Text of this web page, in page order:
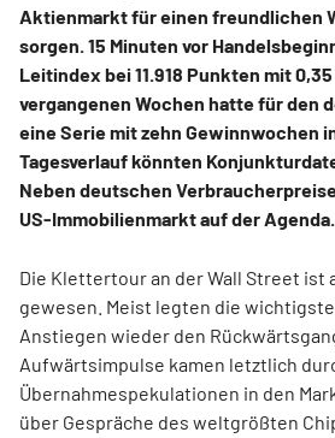
Aktienmarkt für einen freundlichen
sorgen. 15 Minuten vor
Leitindex bei 11.918 Punkten mit
vergangenen Wochen hatte für den
eine Serie mit zehn Gewinnwochen
Tagesverlauf könnten
Neben deutschen
US-Immobilienmarkt auf der Agenda.
Die Klettertour an der Wall Street ist
gewesen. Meist legten die
Anstiegen wieder den
Aufwärtsimpulse kamen letztlich
Übernahmespekulationen in den
über Gespräche des weltgrößten